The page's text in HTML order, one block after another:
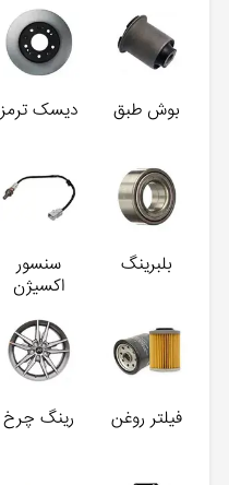
بوش طبق دیسک ترمز
بلبرینگ
سنسور
اکسیژن
فیلتر روغن رینگ چرخ